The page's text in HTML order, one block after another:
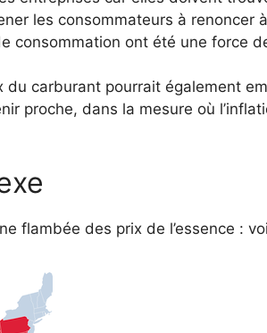
les consommateurs à renoncer
consommation ont été une force
du carburant pourrait également
proche, dans la mesure où
flambée des prix de l’essence :